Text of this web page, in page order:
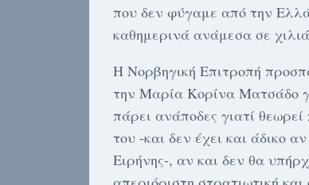
που δεν φύγαμε από την
καθημερινά ανάμεσα σε
Η Νορβηγική Επιτροπή
την Μαρία Κορίνα Ματσάδο
πάρει ανάποδες γιατί
του -και δεν έχει και άδικο
Ειρήνης-, αν και δεν θα